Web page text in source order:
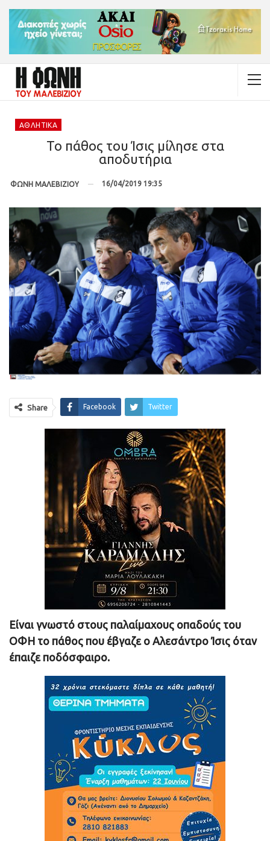
ΑΘΛΗΤΙΚΆ
Το πάθος του Ίσις μίλησε στα
αποδυτήρια
ΦΩΝΗ ΜΑΛΕΒΙΖΙΟΥ 16/04/2019 19:35
Share Facebook Twitter
Είναι γνωστό στους παλαίμαχους οπαδούς του
ΟΦΗ το πάθος που έβγαζε ο Αλεσάντρο Ίσις όταν
έπαιζε ποδόσφαιρο.